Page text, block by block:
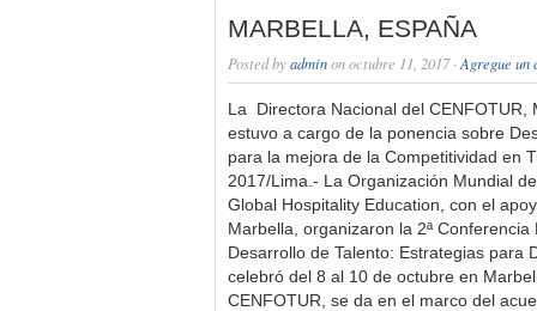
MARBELLA, ESPAÑA
Posted byadminon octubre 11, 2017 · Agregue un
La Directora Nacional del CENFOTUR,
estuvo a cargo de la ponencia sobre
para la mejora de la Competitividad en
2017/Lima.- La Organización Mundial
Global Hospitality Education, con el
Marbella, organizaron la 2ª
Desarrollo de Talento: Estrategias para
celebró del 8 al 10 de octubre en
CENFOTUR, se da en el marco del